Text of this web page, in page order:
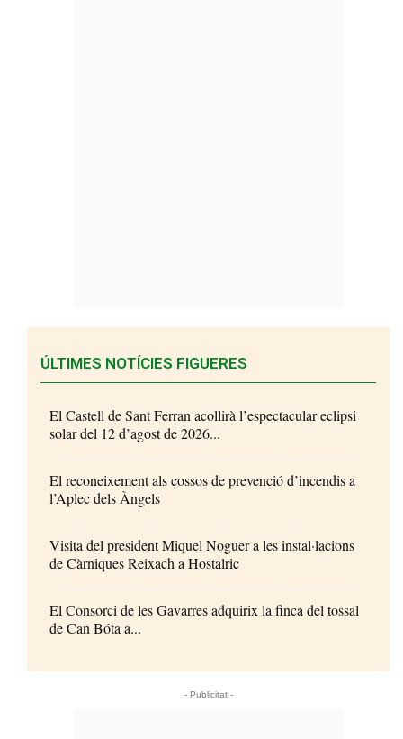
ÚLTIMES NOTÍCIES FIGUERES
El Castell de Sant Ferran acollirà l’espectacular eclipsi
solar del 12 d’agost de 2026...
El reconeixement als cossos de prevenció d’incendis a
l’Aplec dels Àngels
Visita del president Miquel Noguer a les instal·lacions
de Càrniques Reixach a Hostalric
El Consorci de les Gavarres adquirix la finca del tossal
de Can Bóta a...
- Publicitat -